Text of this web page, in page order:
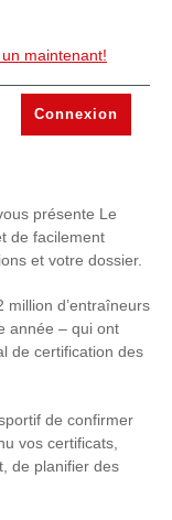
maintenant!
présente Le
de facilement
et votre dossier.
million d’entraîneurs
année – qui ont
de certification des
de confirmer
vos certificats,
de planifier des